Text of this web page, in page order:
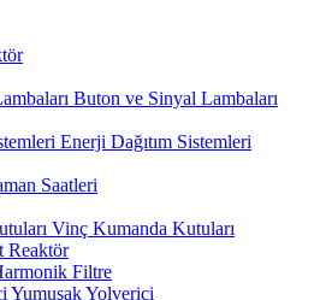
Buton ve Sinyal Lambaları
Enerji Dağıtım Sistemleri
Saatleri
Vinç Kumanda Kutuları
Reaktör
Filtre
Yumuşak Yolverici